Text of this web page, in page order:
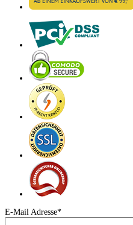
E-Mail Adresse*